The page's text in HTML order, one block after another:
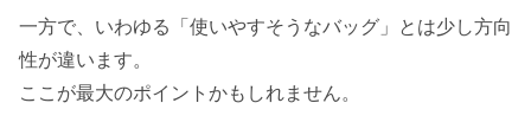
一方で、いわゆる「使いやすそうなバッグ」とは少し方向
性が違います。
ここが最大のポイントかもしれません。